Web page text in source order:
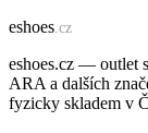
eshoes .cz
eshoes.cz — outlet
ARA a dalších
fyzicky skladem v